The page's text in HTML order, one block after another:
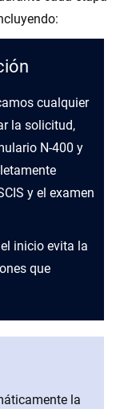
cualquier
la solicitud,
N-400 y
y el examen
inicio evita la
que
la